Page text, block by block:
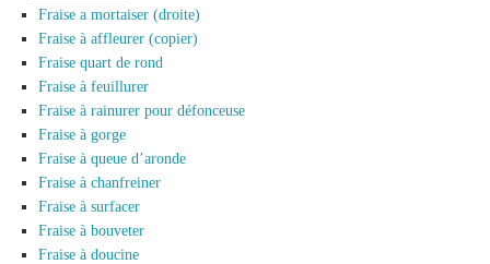
Fraise a mortaiser (droite)
Fraise à affleurer (copier)
Fraise quart de rond
Fraise à feuillurer
Fraise à rainurer pour défonceuse
Fraise à gorge
Fraise à queue d’aronde
Fraise à chanfreiner
Fraise à surfacer
Fraise à bouveter
Fraise à doucine